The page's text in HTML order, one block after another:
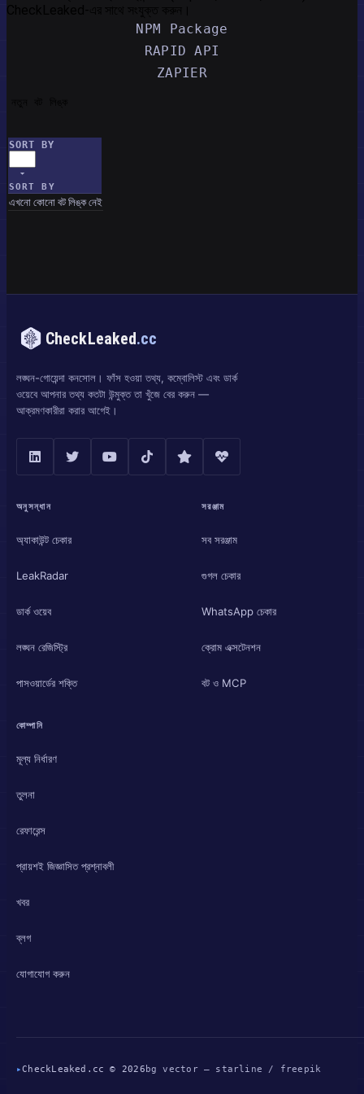
NPM Package
RAPID API
ZAPIER
SORT BY
SORT BY
এখনো কোনো বট লিঙ্ক নেই
CheckLeaked.cc
লঙ্ঘন-গোয়েন্দা কনসোল। ফাঁস হওয়া তথ্য, কম্বোলিস্ট এবং ডার্ক
ওয়েবে আপনার তথ্য কতটা উন্মুক্ত তা খুঁজে বের করুন —
আক্রমণকারীরা করার আগেই।
অনুসন্ধান
অ্যাকাউন্ট চেকার
LeakRadar
ডার্ক ওয়েব
লঙ্ঘন রেজিস্ট্রি
পাসওয়ার্ডের শক্তি
সরঞ্জাম
সব সরঞ্জাম
গুগল চেকার
WhatsApp চেকার
ক্রোম এক্সটেনশন
বট ও MCP
কোম্পানি
মূল্য নির্ধারণ
তুলনা
রেফারেন্স
প্রায়শই জিজ্ঞাসিত প্রশ্নাবলী
খবর
ব্লগ
যোগাযোগ করুন
▸CheckLeaked.cc © 2026 bg vector — starline / freepik